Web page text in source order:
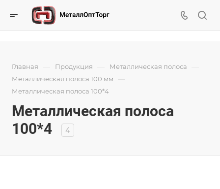
Главная — Продукция — Металлическая полоса —
Металлическая полоса 100 мм —
Металлическая полоса 100*4
Металлическая полоса
100*4
4